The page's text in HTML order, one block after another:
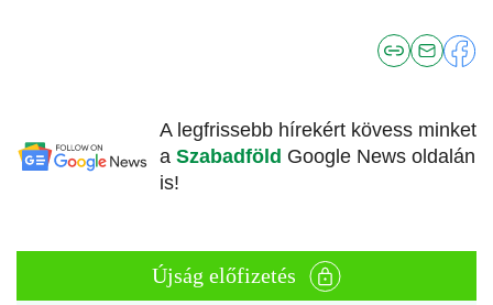
A legfrissebb hírekért kövess minket
a Szabadföld Google News oldalán
is!
Újság előfizetés